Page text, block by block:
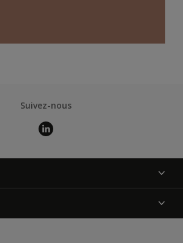
Suivez-nous